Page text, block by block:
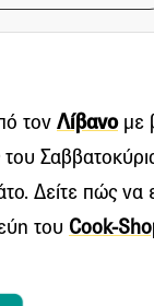
τον Λίβανομε
του
Δείτε πώς να
τoυ Cook-